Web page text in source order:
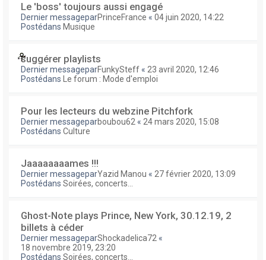
Le 'boss' toujours aussi engagé
Dernier messageparPrinceFrance « 04 juin 2020, 14:22
Postédans Musique
suggérer playlists
Dernier messageparFunkySteff « 23 avril 2020, 12:46
Postédans
Le forum : Mode d'emploi
Pour les lecteurs du webzine Pitchfork
Dernier messageparboubou62 « 24 mars 2020, 15:08
Postédans Culture
Jaaaaaaaames !!!
Dernier messageparYazid Manou « 27 février 2020, 13:09
Postédans Soirées, concerts...
Ghost-Note plays Prince, New York, 30.12.19, 2
billets à céder
Dernier messageparShockadelica72 «
18 novembre 2019, 23:20
Postédans Soirées, concerts...